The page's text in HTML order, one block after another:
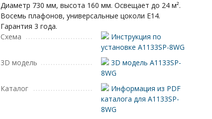
Диаметр 730 мм, высота 160 мм. Освещает до 24 м².
Восемь плафонов, универсальные цоколи E14.
Гарантия 3 года.
Схема
Инструкция по
установке A1133SP-8WG
3D модель
3D модель A1133SP-
8WG
Каталог
Информация из PDF
каталога для A1133SP-
8WG